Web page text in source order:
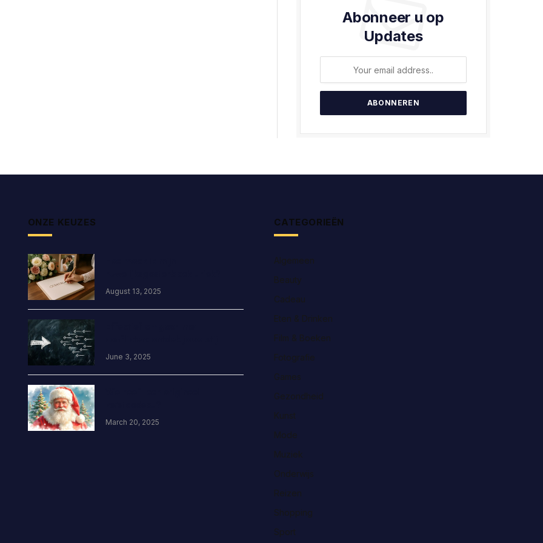
Abonneer u op
Updates
ONZE KEUZES
August 13, 2025
June 3, 2025
March 20, 2025
CATEGORIEËN
Algemeen
Beauty
Cadeau
Eten & Drinken
Film & Boeken
Fotografie
Games
Gezondheid
Kunst
Mode
Muziek
Onderwijs
Reizen
Shopping
Sport